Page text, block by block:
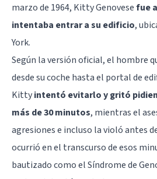
marzo de 1964, Kitty Genovesefue
intentaba entrar a su edificio,
York.
Según la versión oficial, el hombre
desde su coche hasta el portal de
Kittyintentó evitarlo y gritó
más de 30 minutos, mientras el
agresiones e incluso la violó antes
ocurrió en el transcurso de esos
bautizado como el Síndrome de